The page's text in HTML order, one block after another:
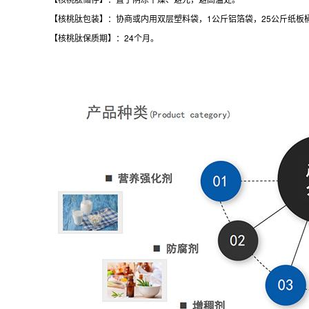
【核桃肽包装】：协商或内用双层塑料袋，1公斤铝箔袋，25公斤纸板
【核桃肽保质期】：24个月。